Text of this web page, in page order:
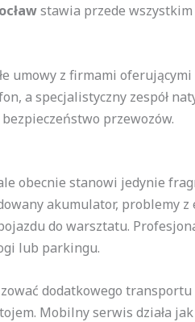
stawia przede wszystkim
umowy z firmami oferującymi
a specjalistyczny zespół
przewozów.
obecnie stanowi jedynie
akumulator, problemy
do warsztatu.
lub parkingu.
dodatkowego
Mobilny serwis działa jak